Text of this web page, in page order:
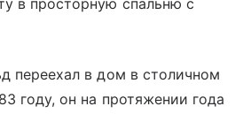
в просторную спальню с
переехал в дом в столичном
году, он на протяжении года